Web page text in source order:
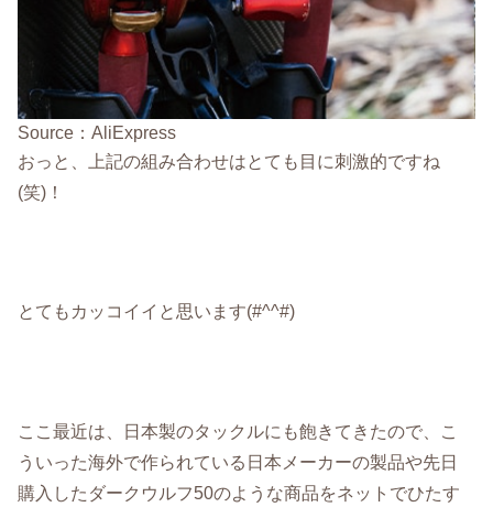
Source：AliExpress
おっと、上記の組み合わせはとても目に刺激的ですね
(笑)！
とてもカッコイイと思います(#^^#)
ここ最近は、日本製のタックルにも飽きてきたので、こ
ういった海外で作られている日本メーカーの製品や先日
購入したダークウルフ50のような商品をネットでひたす